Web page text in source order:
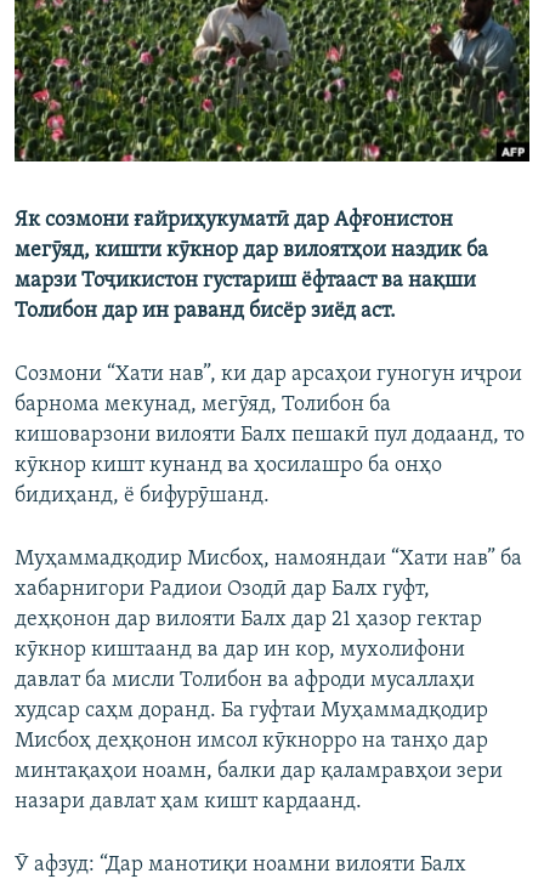
ГУЗОРИШҲОИ РАДИОӢ
Русский
ПАЙГИРӢ КУНЕД
Ҳамаи сомонаҳои RFE/RL
Як созмони ғайриҳукуматӣ дар Афғонистон
мегӯяд, кишти кӯкнор дар вилоятҳои наздик ба
марзи Тоҷикистон густариш ёфтааст ва нақши
Толибон дар ин раванд бисёр зиёд аст.
Созмони “Хати нав”, ки дар арсаҳои гуногун иҷрои
барнома мекунад, мегӯяд, Толибон ба
кишоварзони вилояти Балх пешакӣ пул додаанд, то
кӯкнор кишт кунанд ва ҳосилашро ба онҳо
бидиҳанд, ё бифурӯшанд.
Муҳаммадқодир Мисбоҳ, намояндаи “Хати нав” ба
хабарнигори Радиои Озодӣ дар Балх гуфт,
деҳқонон дар вилояти Балх дар 21 ҳазор гектар
кӯкнор киштаанд ва дар ин кор, мухолифони
давлат ба мисли Толибон ва афроди мусаллаҳи
худсар саҳм доранд. Ба гуфтаи Муҳаммадқодир
Мисбоҳ деҳқонон имсол кӯкнорро на танҳо дар
минтақаҳои ноамн, балки дар қаламравҳои зери
назари давлат ҳам кишт кардаанд.
Ӯ афзуд: “Дар манотиқи ноамни вилояти Балх